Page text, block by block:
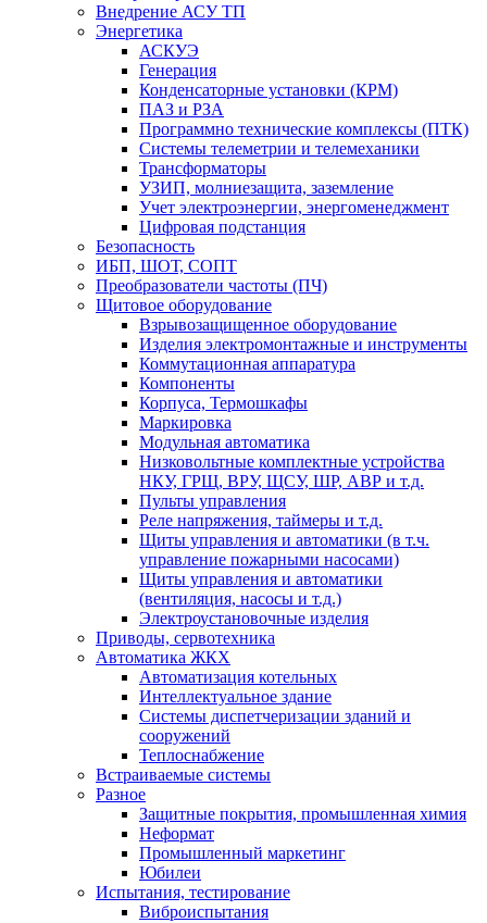
Внедрение АСУ ТП
Энергетика
АСКУЭ
Генерация
Конденсаторные установки (КРМ)
ПАЗ и РЗА
Программно технические комплексы (ПТК)
Системы телеметрии и телемеханики
Трансформаторы
УЗИП, молниезащита, заземление
Учет электроэнергии, энергоменеджмент
Цифровая подстанция
Безопасность
ИБП, ШОТ, СОПТ
Преобразователи частоты (ПЧ)
Щитовое оборудование
Взрывозащищенное оборудование
Изделия электромонтажные и инструменты
Коммутационная аппаратура
Компоненты
Корпуса, Термошкафы
Маркировка
Модульная автоматика
Низковольтные комплектные устройства
НКУ, ГРЩ, ВРУ, ЩСУ, ШР, АВР и т.д.
Пульты управления
Реле напряжения, таймеры и т.д.
Щиты управления и автоматики (в т.ч.
управление пожарными насосами)
Щиты управления и автоматики
(вентиляция, насосы и т.д.)
Электроустановочные изделия
Приводы, сервотехника
Автоматика ЖКХ
Автоматизация котельных
Интеллектуальное здание
Системы диспетчеризации зданий и
сооружений
Теплоснабжение
Встраиваемые системы
Разное
Защитные покрытия, промышленная химия
Неформат
Промышленный маркетинг
Юбилеи
Испытания, тестирование
Виброиспытания